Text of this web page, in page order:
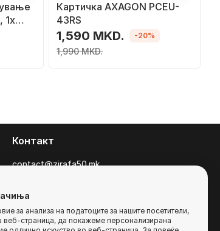
1x
Картичка AXAGON PCEU-
43RS
1,590 MKD.
1,990 MKD.
-20%
Контакт
contact@zirafa50.mk
За барања на понуди, контактирајте нѐ
на:
за анализа на податоците за нашите посетители,
веб-страница, да покажеме персонализирана